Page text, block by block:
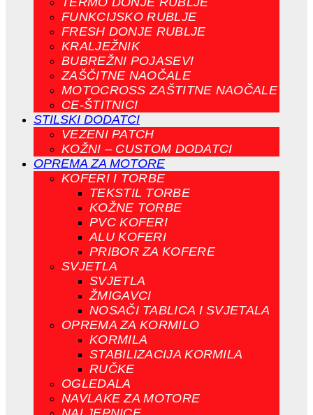
FUNKCIJSKO RUBLJE
FRESH DONJE RUBLJE
KRALJEŽNIK
BUBREŽNI POJASEVI
ZAŠČITNE NAOČALE
MOTOCROSS ZAŠTITNE NAOČALE
CE-ŠTITNICI
STILSKI DODATCI
VEZENI PATCH
KOŽNI – CUSTOM DODATCI
OPREMA ZA MOTORE
KOFERI I TORBE
TEKSTIL TORBE
KOŽNE TORBE
PVC KOFERI
ALU KOFERI
PRIBOR ZA KOFERE
SVJETLA
SVJETLA
ŽMIGAVCI
NOSAČI TABLICA I SVJETALA
OPREMA ZA KORMILO
KORMILA
STABILIZACIJA KORMILA
RUČKE
OGLEDALA
NAVLAKE ZA MOTORE